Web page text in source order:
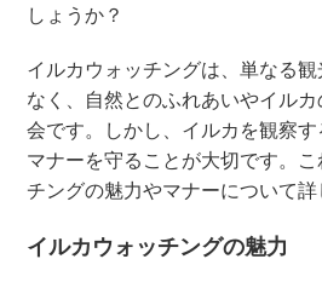
しょうか？
イルカウォッチングは、単なる
なく、自然とのふれあいやイル
会です。しかし、イルカを観察
マナーを守ることが大切です。
チングの魅力やマナーについて詳
イルカウォッチングの魅力